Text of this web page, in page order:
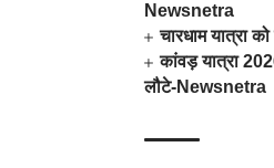
Newsnetra
चारधाम यात्रा
कांवड़ यात्रा
लौटे-Newsnetra